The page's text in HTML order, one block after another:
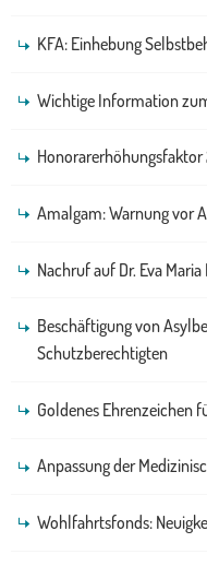
KFA: Einhebung
Wichtige Information
Amalgam: Warnung vor
Nachruf auf Dr. Eva
Beschäftigung von
Schutzberechtigten
Goldenes Ehrenzeichen
Anpassung der
Wohlfahrtsfonds: